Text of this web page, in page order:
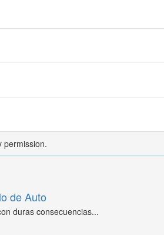
permission.
de Auto
duras consecuencias...